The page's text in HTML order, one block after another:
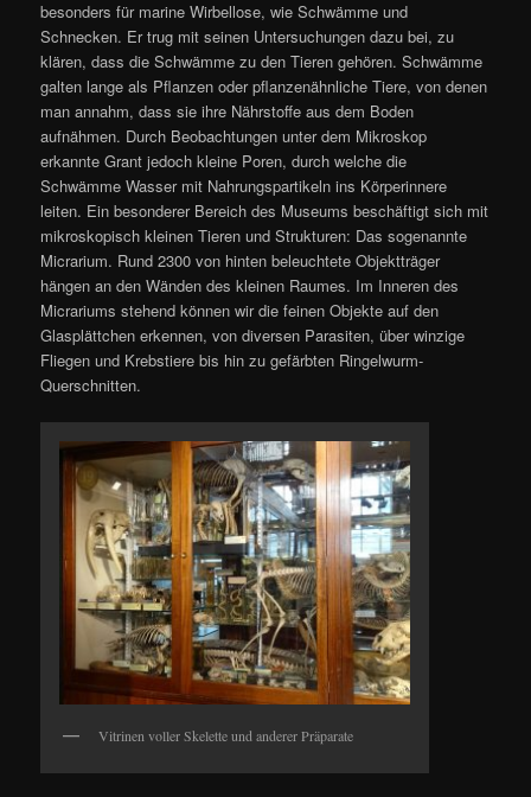
besonders für marine Wirbellose, wie Schwämme und
Schnecken. Er trug mit seinen Untersuchungen dazu bei, zu
klären, dass die Schwämme zu den Tieren gehören. Schwämme
galten lange als Pflanzen oder pflanzenähnliche Tiere, von denen
man annahm, dass sie ihre Nährstoffe aus dem Boden
aufnähmen. Durch Beobachtungen unter dem Mikroskop
erkannte Grant jedoch kleine Poren, durch welche die
Schwämme Wasser mit Nahrungspartikeln ins Körperinnere
leiten. Ein besonderer Bereich des Museums beschäftigt sich mit
mikroskopisch kleinen Tieren und Strukturen: Das sogenannte
Micrarium. Rund 2300 von hinten beleuchtete Objektträger
hängen an den Wänden des kleinen Raumes. Im Inneren des
Micrariums stehend können wir die feinen Objekte auf den
Glasplättchen erkennen, von diversen Parasiten, über winzige
Fliegen und Krebstiere bis hin zu gefärbten Ringelwurm-
Querschnitten.
Vitrinen voller Skelette und anderer Präparate